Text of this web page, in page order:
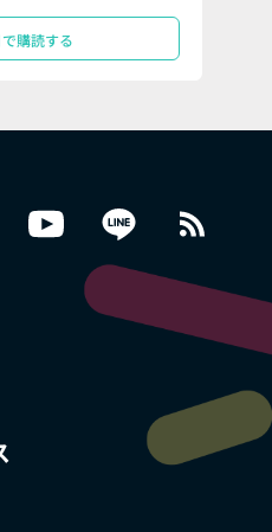
購読する